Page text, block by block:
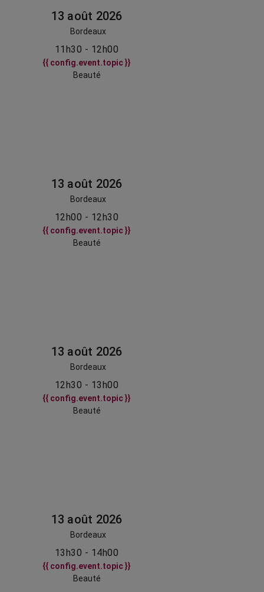
13 août 2026
Bordeaux
11h30 - 12h00
{{ config.event.topic }}
Beauté
13 août 2026
Bordeaux
12h00 - 12h30
{{ config.event.topic }}
Beauté
13 août 2026
Bordeaux
12h30 - 13h00
{{ config.event.topic }}
Beauté
13 août 2026
Bordeaux
13h30 - 14h00
{{ config.event.topic }}
Beauté